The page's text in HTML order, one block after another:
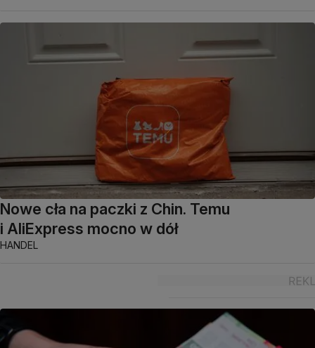
Nowe cła na paczki z Chin. Temu
i AliExpress mocno w dół
HANDEL